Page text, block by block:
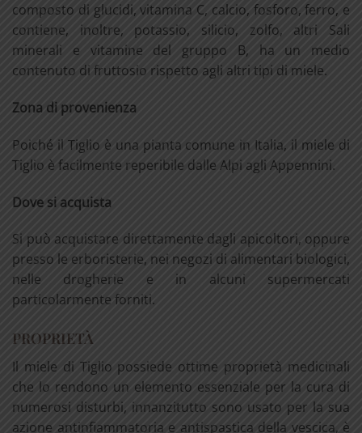
composto di glucidi, vitamina C, calcio, fosforo, ferro, e
contiene, inoltre, potassio, silicio, zolfo, altri Sali
minerali e vitamine del gruppo B, ha un medio
contenuto di fruttosio rispetto agli altri tipi di miele.
Zona di provenienza
Poiché il Tiglio è una pianta comune in Italia, il miele di
Tiglio è facilmente reperibile dalle Alpi agli Appennini.
Dove si acquista
Si può acquistare direttamente dagli apicoltori, oppure
presso le erboristerie, nei negozi di alimentari biologici,
nelle drogherie e in alcuni supermercati
particolarmente forniti.
PROPRIETÀ
Il miele di Tiglio possiede ottime proprietà medicinali
che lo rendono un elemento essenziale per la cura di
numerosi disturbi, innanzitutto sono usato per la sua
azione antinfiammatoria e antispastica della vescica, è